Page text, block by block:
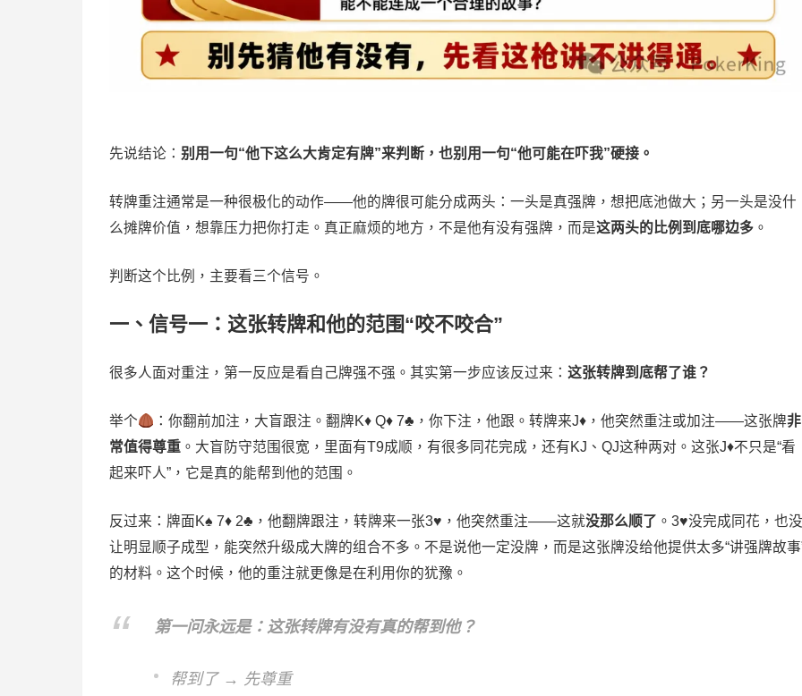
先说结论： 别用一句“他下这么大肯定有牌”来判断，也别用一句“他可能在吓我”硬接。
转牌重注通常是一种很极化的动作——他的牌很可能分成两头：一头是真强牌，想把底池做大；另一头是没什
么摊牌价值，想靠压力把你打走。真正麻烦的地方，不是他有没有强牌，而是这两头的比例到底哪边多 。
判断这个比例，主要看三个信号。
一、信号一：这张转牌和他的范围“咬不咬合”
很多人面对重注，第一反应是看自己牌强不强。其实第一步应该反过来： 这张转牌到底帮了谁？
举个 ：你翻前加注，大盲跟注。翻牌K♦Q♦7♣ ，你下注，他跟。转牌来J♦，他突然重注或加注——这张牌非
常值得尊重 。大盲防守范围很宽，里面有T9成顺，有很多同花完成，还有KJ、QJ这种两对。这张J♦不只是“看
起来吓人”，它是真的能帮到他的范围。
反过来：牌面K♠ 7♦ 2♣，他翻牌跟注，转牌来一张3♥，他突然重注——这就没那么顺了 。3♥没完成同花，也没
让明显顺子成型，能突然升级成大牌的组合不多。不是说他一定没牌，而是这张牌没给他提供太多“讲强牌故事
的材料。这个时候，他的重注就更像是在利用你的犹豫。
第一问永远是：这张转牌有没有真的帮到他？
帮到了 → 先尊重